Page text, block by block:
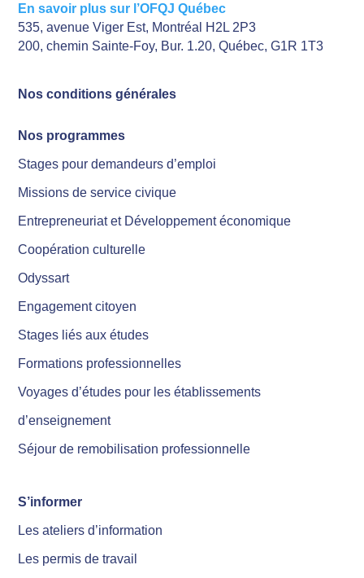
En savoir plus sur l’OFQJ Québec
535, avenue Viger Est, Montréal H2L 2P3
200, chemin Sainte-Foy, Bur. 1.20, Québec, G1R 1T3
Nos conditions générales
Nos programmes
Stages pour demandeurs d’emploi
Missions de service civique
Entrepreneuriat et Développement économique
Coopération culturelle
Odyssart
Engagement citoyen
Stages liés aux études
Formations professionnelles
Voyages d’études pour les établissements
d’enseignement
Séjour de remobilisation professionnelle
S’informer
Les ateliers d’information
Les permis de travail